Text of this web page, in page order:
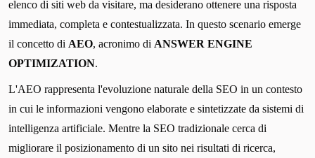
elenco di siti web da visitare, ma desiderano ottenere una risposta
immediata, completa e contestualizzata. In questo scenario emerge
il concetto di AEO, acronimo di ANSWER ENGINE
OPTIMIZATION.
L'AEO rappresenta l'evoluzione naturale della SEO in un contesto
in cui le informazioni vengono elaborate e sintetizzate da sistemi di
intelligenza artificiale. Mentre la SEO tradizionale cerca di
migliorare il posizionamento di un sito nei risultati di ricerca,